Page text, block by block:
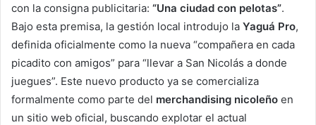
con la consigna publicitaria: “Una ciudad con pelotas”.
Bajo esta premisa, la gestión local introdujo la Yaguá Pro,
definida oficialmente como la nueva “compañera en cada
picadito con amigos” para “llevar a San Nicolás a donde
juegues”. Este nuevo producto ya se comercializa
formalmente como parte del merchandising nicoleño en
un sitio web oficial, buscando explotar el actual